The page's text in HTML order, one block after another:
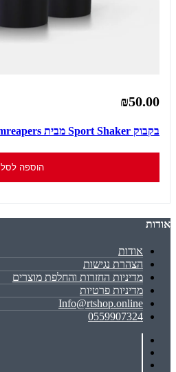
₪50.00
בקבוק Sport Shaker מבית Gymreapers
הוספה לסל
אודות
אודות
הצהרת נגישות
מדיניות החזרות והחלפת מוצרים
מדיניות פרטיות
Info@rtshop.online
0559907324